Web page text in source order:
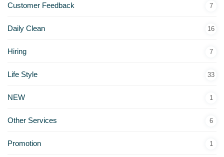
Customer Feedback 7
Daily Clean 16
Hiring 7
Life Style 33
NEW 1
Other Services 6
Promotion 1